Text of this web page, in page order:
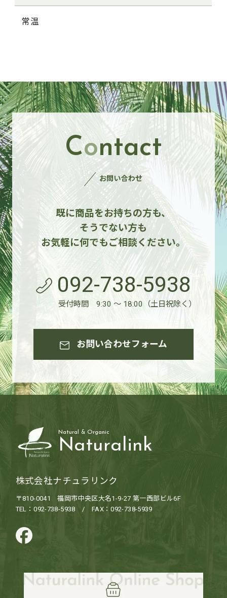
常温
Contact
お問い合わせ
既に商品をお持ちの方も、
そうでない方も
お気軽に何でもご相談ください。
092-738-5938
受付時間 9:30 ～ 18:00（土日祝除く）
お問い合わせフォーム
Natural & Organic
Naturalink
株式会社ナチュラリンク
〒810-0041 福岡市中央区大名1-9-27 第一西部ビル6F
TEL：092-738-5938 / FAX：092-738-5939